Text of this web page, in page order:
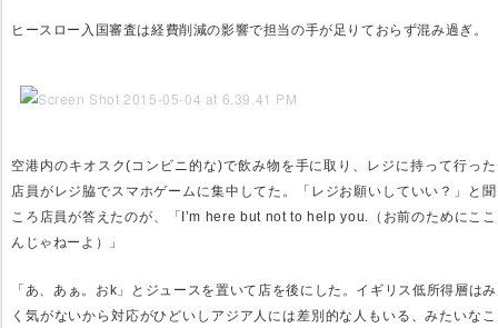
ヒースロー入国審査は経費削減の影響で担当の手が足りておらず混み過ぎ。
空港内のキオスク(コンビニ的な)で飲み物を手に取り、レジに持って行っ
店員がレジ脇でスマホゲームに集中してた。「レジお願いしていい？」と
ころ店員が答えたのが、「I’m here but not to help you.（お前のためにこ
んじゃねーよ）」
「あ、あぁ。おk」とジュースを置いて店を後にした。イギリス低所得層は
く気がないから対応がひどいしアジア人には差別的な人もいる、みたいな